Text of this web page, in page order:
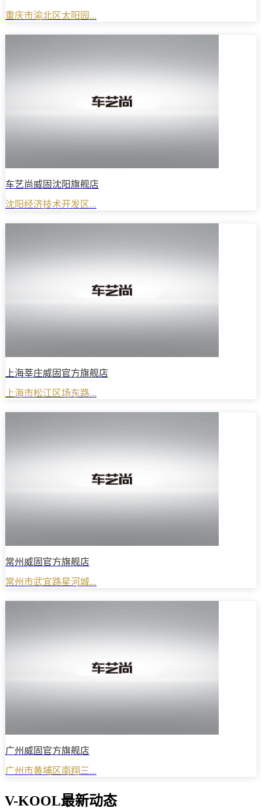
重庆市渝北区太阳园...
车艺尚威固沈阳旗舰店
沈阳经济技术开发区...
上海莘庄威固官方旗舰店
上海市松江区场东路...
常州威固官方旗舰店
常州市武宜路星河城...
广州威固官方旗舰店
广州市黄埔区南翔三...
V-KOOL最新动态